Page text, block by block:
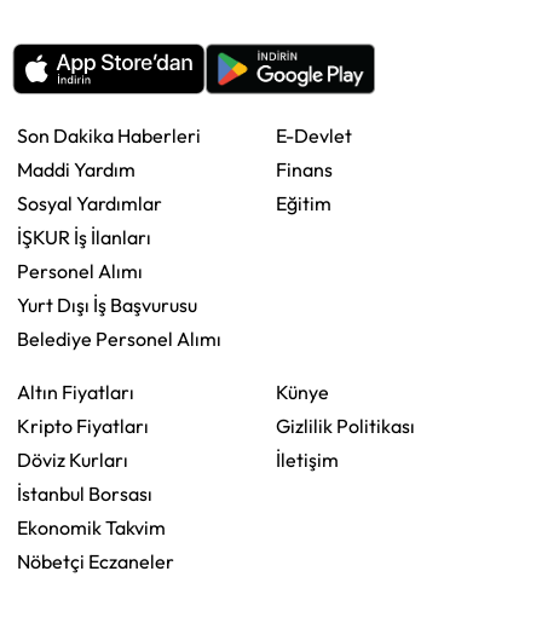
Son Dakika Haberleri
Maddi Yardım
Sosyal Yardımlar
İŞKUR İş İlanları
Personel Alımı
Yurt Dışı İş Başvurusu
Belediye Personel Alımı
E-Devlet
Finans
Eğitim
Altın Fiyatları
Kripto Fiyatları
Döviz Kurları
İstanbul Borsası
Ekonomik Takvim
Nöbetçi Eczaneler
Künye
Gizlilik Politikası
İletişim